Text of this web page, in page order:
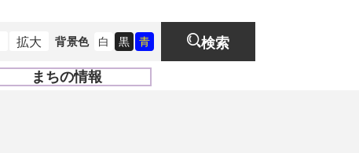
拡大 背景色 白 黒 青 検索
まちの情報
開